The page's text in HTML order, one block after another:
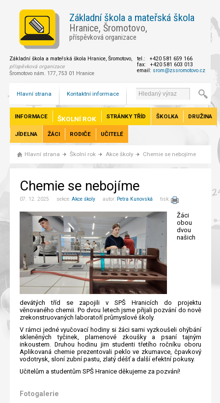
Základní škola a mateřská škola
Hranice, Šromotovo,
příspěvková organizace
Základní škola a mateřská škola Hranice, Šromotovo,
příspěvková organizace
Šromotovo nám. 177, 753 01 Hranice
tel.: +420 581 659 166
fax: +420 581 603 013
email: srom@zssromotovo.cz
Hlavní strana Kontaktní informace
INFORMACE ŠKOLNÍ ROK STRÁNKY TŘÍD ŠKOLKA DRUŽINA
JÍDELNA ŽÁCI RODIČE UČITELÉ
Hlavní strana Školní rok Akce školy Chemie se nebojíme
Chemie se nebojíme
07. 12. 2025 sekce: Akce školy autor: Petra Kunovská tisk:
Žáci
obou
dvou
našich
devátých tříd se zapojili v SPŠ Hranicích do projektu
věnovaného chemii. Po dvou letech jsme přijali pozvání do nově
zrekonstruovaných laboratoří průmyslové školy.
V rámci jedné vyučovací hodiny si žáci sami vyzkoušeli ohýbání
skleněných tyčinek, plamenové zkoušky a psaní tajným
inkoustem. Druhou hodinu jim studenti třetího ročníku oboru
Aplikovaná chemie prezentovali peklo ve zkumavce, čpavkový
vodotrysk, sloní zubní pastu, zlatý déšť a další efektní pokusy.
Učitelům a studentům SPŠ Hranice děkujeme za pozvání!
Fotogalerie